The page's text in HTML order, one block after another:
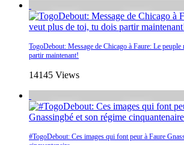
TogoDebout: Message de Chicago à Faure: Le
partir maintenant!
14145 Views
#TogoDebout: Ces images qui font peur à Faure